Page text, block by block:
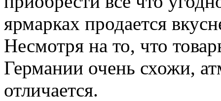
ярмарках продается
Несмотря на то, что
Германии очень схожи,
отличается.